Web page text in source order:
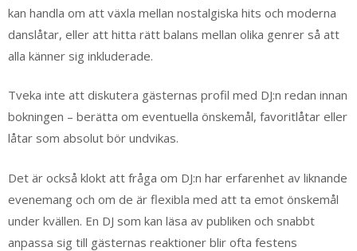
kan handla om att växla mellan nostalgiska hits och moderna
danslåtar, eller att hitta rätt balans mellan olika genrer så att
alla känner sig inkluderade.
Tveka inte att diskutera gästernas profil med DJ:n redan innan
bokningen – berätta om eventuella önskemål, favoritlåtar eller
låtar som absolut bör undvikas.
Det är också klokt att fråga om DJ:n har erfarenhet av liknande
evenemang och om de är flexibla med att ta emot önskemål
under kvällen. En DJ som kan läsa av publiken och snabbt
anpassa sig till gästernas reaktioner blir ofta festens